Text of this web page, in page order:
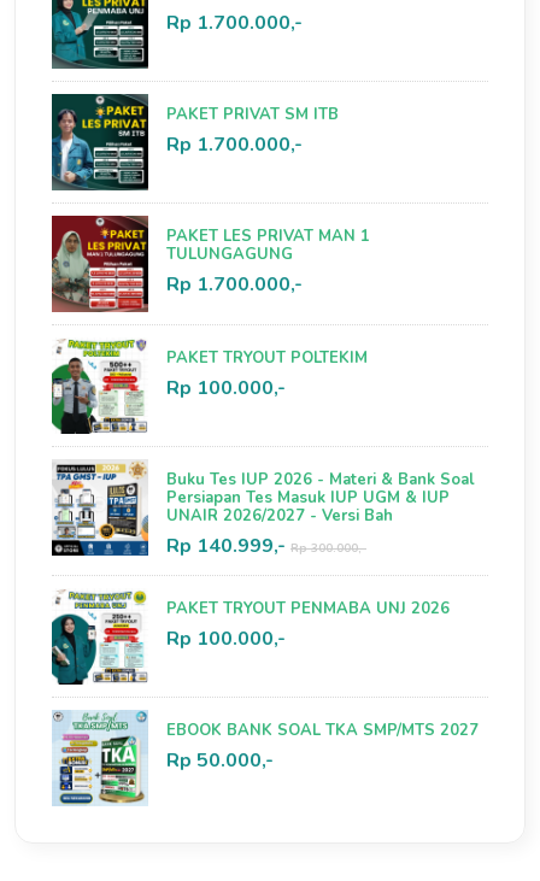
Rp 1.700.000,-
PAKET PRIVAT SM ITB
Rp 1.700.000,-
PAKET LES PRIVAT MAN 1
TULUNGAGUNG
Rp 1.700.000,-
PAKET TRYOUT POLTEKIM
Rp 100.000,-
Buku Tes IUP 2026 - Materi & Bank Soal
Persiapan Tes Masuk IUP UGM & IUP
UNAIR 2026/2027 - Versi Bah
Rp 140.999,- Rp 300.000,-
PAKET TRYOUT PENMABA UNJ 2026
Rp 100.000,-
EBOOK BANK SOAL TKA SMP/MTS 2027
Rp 50.000,-